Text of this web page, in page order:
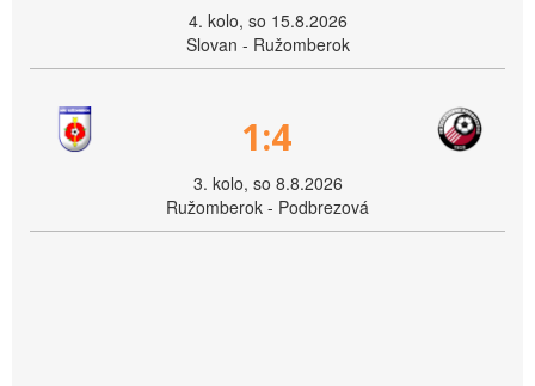
4. kolo, so 15.8.2026
Slovan - Ružomberok
1:4
3. kolo, so 8.8.2026
Ružomberok - Podbrezová